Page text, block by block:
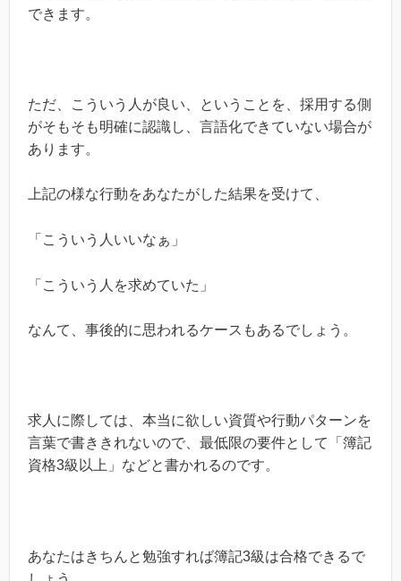
できます。
ただ、こういう人が良い、ということを、採用する側
がそもそも明確に認識し、言語化できていない場合が
あります。
上記の様な行動をあなたがした結果を受けて、
「こういう人いいなぁ」
「こういう人を求めていた」
なんて、事後的に思われるケースもあるでしょう。
求人に際しては、本当に欲しい資質や行動パターンを
言葉で書ききれないので、最低限の要件として「簿記
資格3級以上」などと書かれるのです。
あなたはきちんと勉強すれば簿記3級は合格できるで